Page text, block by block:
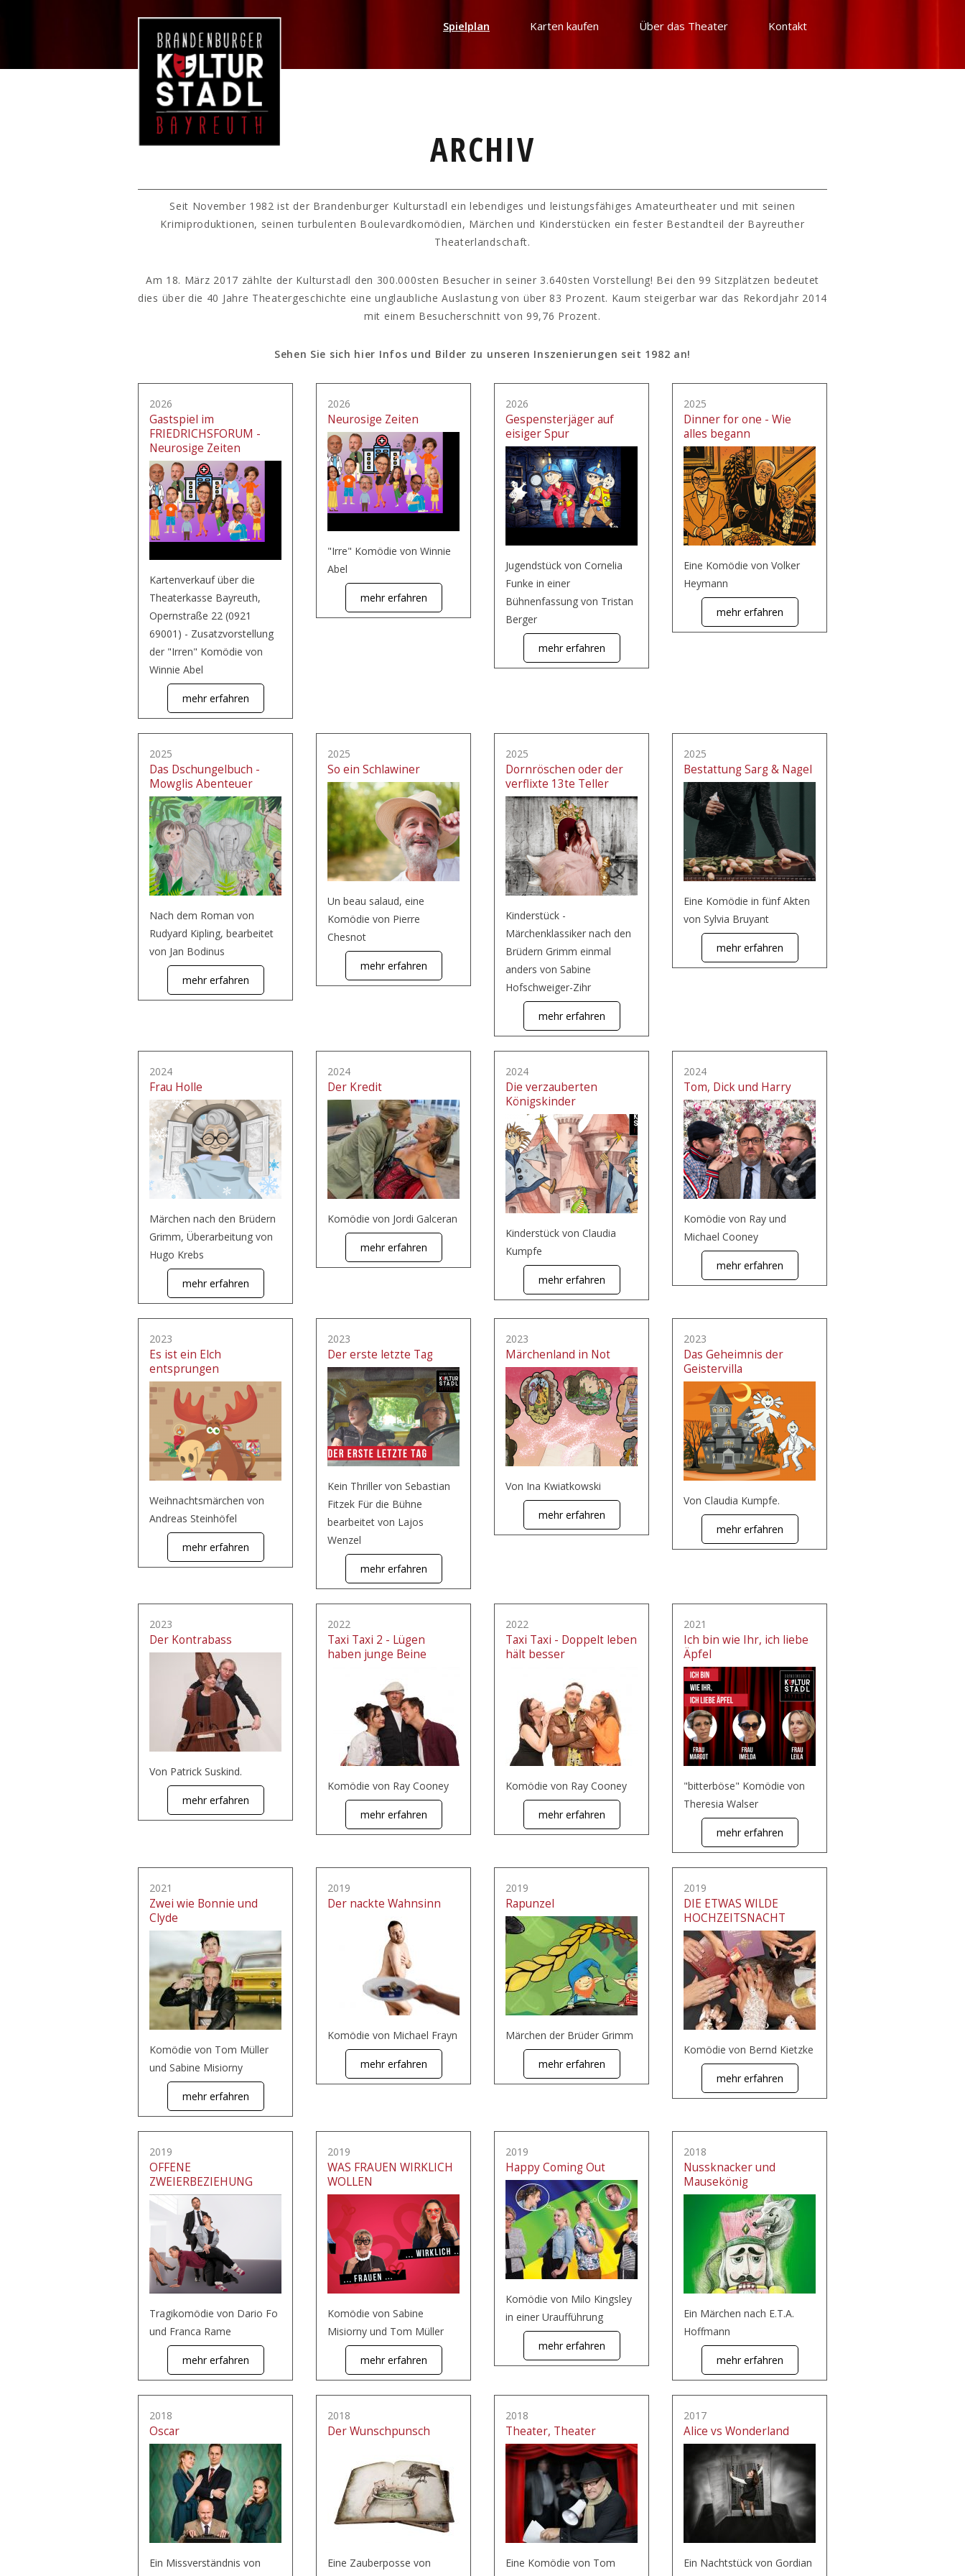
Spielplan Karten kaufen Über das Theater Kontakt
ARCHIV
Seit November 1982 ist der Brandenburger Kulturstadl ein lebendiges und leistungsfähiges Amateurtheater und mit seinen
Krimiproduktionen, seinen turbulenten Boulevardkomödien, Märchen und Kinderstücken ein fester Bestandteil der Bayreuther
Theaterlandschaft.
Am 18. März 2017 zählte der Kulturstadl den 300.000sten Besucher in seiner 3.640sten Vorstellung! Bei den 99 Sitzplätzen bedeutet
dies über die 40 Jahre Theatergeschichte eine unglaubliche Auslastung von über 83 Prozent. Kaum steigerbar war das Rekordjahr 2014
mit einem Besucherschnitt von 99,76 Prozent.
Sehen Sie sich hier Infos und Bilder zu unseren Inszenierungen seit 1982 an!
2026
Gastspiel im
FRIEDRICHSFORUM -
Neurosige Zeiten
Kartenverkauf über die
Theaterkasse Bayreuth,
Opernstraße 22 (0921
69001) - Zusatzvorstellung
der "Irren" Komödie von
Winnie Abel
mehr erfahren
2026
Neurosige Zeiten
"Irre" Komödie von Winnie
Abel
mehr erfahren
2026
Gespensterjäger auf
eisiger Spur
Jugendstück von Cornelia
Funke in einer
Bühnenfassung von Tristan
Berger
mehr erfahren
2025
Dinner for one - Wie
alles begann
Eine Komödie von Volker
Heymann
mehr erfahren
2025
Das Dschungelbuch -
Mowglis Abenteuer
Nach dem Roman von
Rudyard Kipling, bearbeitet
von Jan Bodinus
mehr erfahren
2025
So ein Schlawiner
Un beau salaud, eine
Komödie von Pierre
Chesnot
mehr erfahren
2025
Dornröschen oder der
verflixte 13te Teller
Kinderstück -
Märchenklassiker nach den
Brüdern Grimm einmal
anders von Sabine
Hofschweiger-Zihr
mehr erfahren
2025
Bestattung Sarg & Nagel
Eine Komödie in fünf Akten
von Sylvia Bruyant
mehr erfahren
2024
Frau Holle
Märchen nach den Brüdern
Grimm, Überarbeitung von
Hugo Krebs
mehr erfahren
2024
Der Kredit
Komödie von Jordi Galceran
mehr erfahren
2024
Die verzauberten
Königskinder
Kinderstück von Claudia
Kumpfe
mehr erfahren
2024
Tom, Dick und Harry
Komödie von Ray und
Michael Cooney
mehr erfahren
2023
Es ist ein Elch
entsprungen
Weihnachtsmärchen von
Andreas Steinhöfel
mehr erfahren
2023
Der erste letzte Tag
Kein Thriller von Sebastian
Fitzek Für die Bühne
bearbeitet von Lajos
Wenzel
mehr erfahren
2023
Märchenland in Not
Von Ina Kwiatkowski
mehr erfahren
2023
Das Geheimnis der
Geistervilla
Von Claudia Kumpfe.
mehr erfahren
2023
Der Kontrabass
Von Patrick Suskind.
mehr erfahren
2022
Taxi Taxi 2 - Lügen
haben junge Beine
Komödie von Ray Cooney
mehr erfahren
2022
Taxi Taxi - Doppelt leben
hält besser
Komödie von Ray Cooney
mehr erfahren
2021
Ich bin wie Ihr, ich liebe
Äpfel
"bitterböse" Komödie von
Theresia Walser
mehr erfahren
2021
Zwei wie Bonnie und
Clyde
Komödie von Tom Müller
und Sabine Misiorny
mehr erfahren
2019
Der nackte Wahnsinn
Komödie von Michael Frayn
mehr erfahren
2019
Rapunzel
Märchen der Brüder Grimm
mehr erfahren
2019
DIE ETWAS WILDE
HOCHZEITSNACHT
Komödie von Bernd Kietzke
mehr erfahren
2019
OFFENE
ZWEIERBEZIEHUNG
Tragikomödie von Dario Fo
und Franca Rame
mehr erfahren
2019
WAS FRAUEN WIRKLICH
WOLLEN
Komödie von Sabine
Misiorny und Tom Müller
mehr erfahren
2019
Happy Coming Out
Komödie von Milo Kingsley
in einer Uraufführung
mehr erfahren
2018
Nussknacker und
Mausekönig
Ein Märchen nach E.T.A.
Hoffmann
mehr erfahren
2018
Oscar
Ein Missverständnis von
2018
Der Wunschpunsch
Eine Zauberposse von
2018
Theater, Theater
Eine Komödie von Tom
2017
Alice vs Wonderland
Ein Nachtstück von Gordian